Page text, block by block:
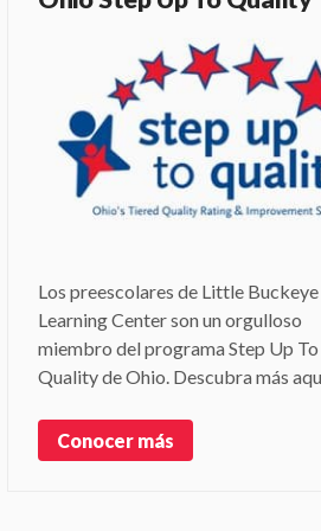
Los preescolares de Little Buckeye
Learning Center son un orgulloso
miembro del programa Step Up To
Quality de Ohio. Descubra más
Conocer más